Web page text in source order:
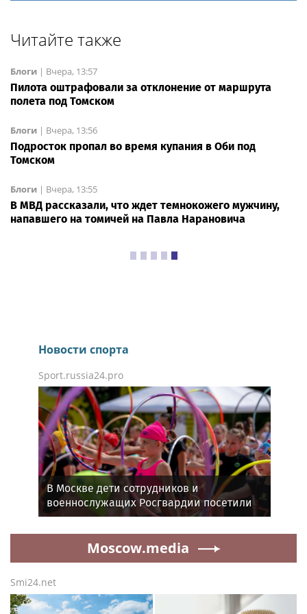
Читайте также
Блоги | Вчера, 13:57
Пилота оштрафовали за отклонение от маршрута
полета под Томском
Блоги | Вчера, 13:56
Подросток пропал во время купания в Оби под
Томском
Блоги | Вчера, 13:55
В МВД рассказали, что ждет темнокожего мужчину,
напавшего на томичей на Павла Нарановича
Новости спорта
Sport.russia24.pro
В Москве дети сотрудников и
военнослужащих Росгвардии посетили
мастер-класс по художественной
гимнастике
Moscow.media
Smi24.net